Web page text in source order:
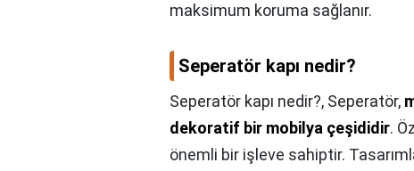
maksimum koruma sağlanır.
Seperatör kapı nedir?
Seperatör kapı nedir?, Seperatör,
dekoratif bir mobilya çeşididir.
önemli bir işleve sahiptir.